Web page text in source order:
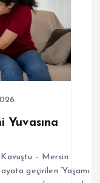
Yuvasına
Kavuştu – Mersin
geçirilen ‘Yaşamı